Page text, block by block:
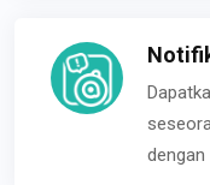
dengan